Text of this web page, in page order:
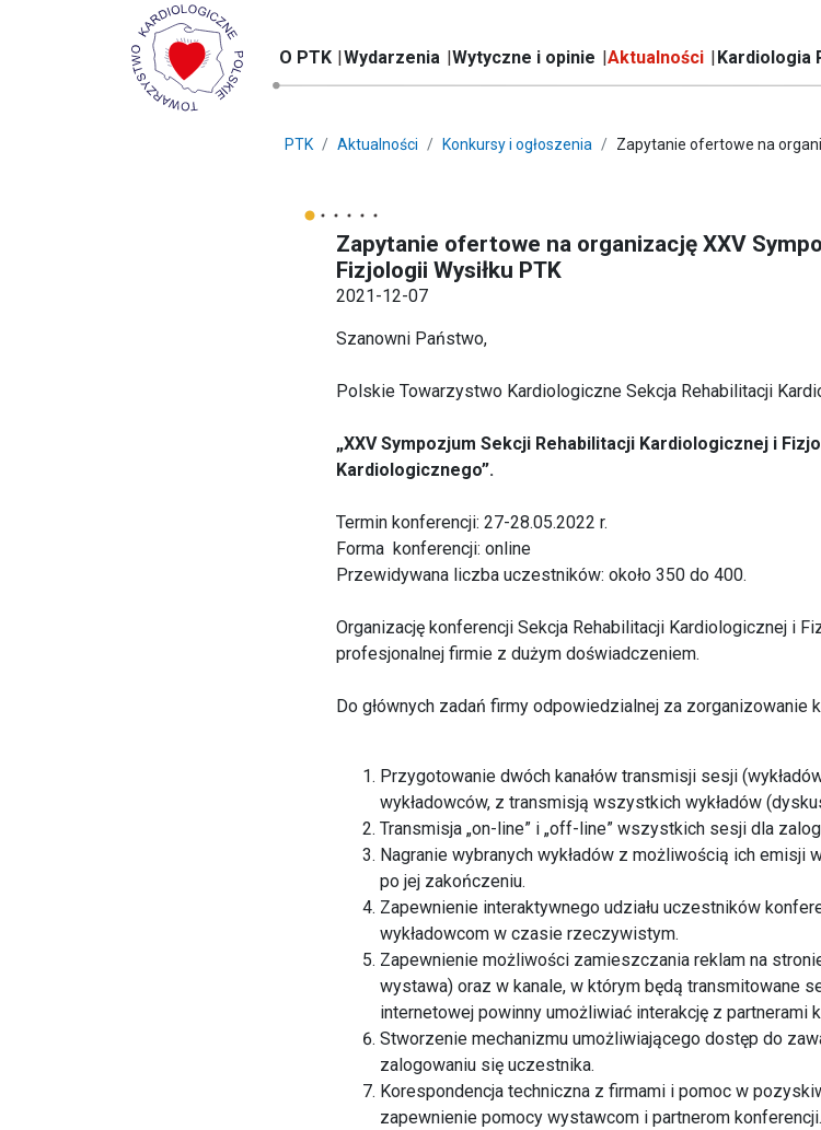
O PTK Wydarzenia Wytyczne i opinie Aktualności Kardiologia
PTK Aktualności Konkursy i ogłoszenia Zapytanie ofertowe na
Zapytanie ofertowe na organizację XXV
Fizjologii Wysiłku PTK
2021-12-07
Szanowni Państwo,
Polskie Towarzystwo Kardiologiczne Sekcja Rehabilitacji
„XXV Sympozjum Sekcji Rehabilitacji Kardiologicznej i
Kardiologicznego”.
Termin konferencji: 27-28.05.2022 r.
Forma konferencji: online
Przewidywana liczba uczestników: około 350 do 400.
Organizację konferencji Sekcja Rehabilitacji Kardiologicznej i
profesjonalnej firmie z dużym doświadczeniem.
Do głównych zadań firmy odpowiedzialnej za zorganizowanie
Przygotowanie dwóch kanałów transmisji sesji
wykładowców, z transmisją wszystkich wykładów
Transmisja „on-line” i „off-line” wszystkich sesji dla
Nagranie wybranych wykładów z możliwością ich
po jej zakończeniu.
Zapewnienie interaktywnego udziału uczestników
wykładowcom w czasie rzeczywistym.
Zapewnienie możliwości zamieszczania reklam na
wystawa) oraz w kanale, w którym będą transmitowane
internetowej powinny umożliwiać interakcję z partnerami
Stworzenie mechanizmu umożliwiającego dostęp do
zalogowaniu się uczestnika.
Korespondencja techniczna z firmami i pomoc w
zapewnienie pomocy wystawcom i partnerom konferencji.